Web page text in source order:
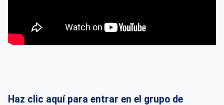
Haz clic aquí para entrar en el grupo de